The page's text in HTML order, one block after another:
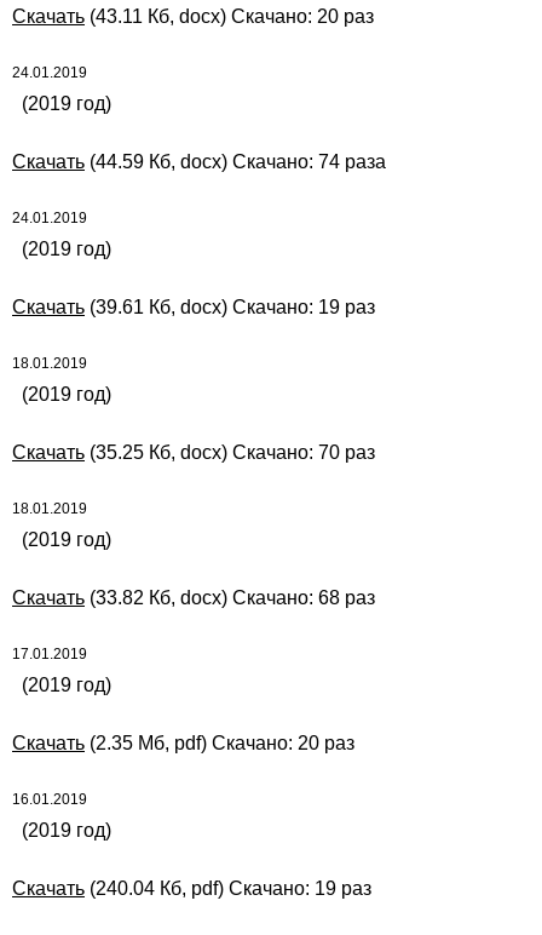
Скачать (43.11 Кб, docx) Скачано: 20 раз
24.01.2019
(2019 год)
Скачать (44.59 Кб, docx) Скачано: 74 раза
24.01.2019
(2019 год)
Скачать (39.61 Кб, docx) Скачано: 19 раз
18.01.2019
(2019 год)
Скачать (35.25 Кб, docx) Скачано: 70 раз
18.01.2019
(2019 год)
Скачать (33.82 Кб, docx) Скачано: 68 раз
17.01.2019
(2019 год)
Скачать (2.35 Мб, pdf) Скачано: 20 раз
16.01.2019
(2019 год)
Скачать (240.04 Кб, pdf) Скачано: 19 раз